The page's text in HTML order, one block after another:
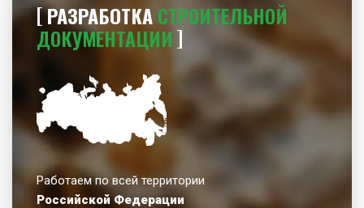
РАЗРАБОТКАСТРОИТЕЛЬНОЙ
ДОКУМЕНТАЦИИ
Работаем по всей территории
Российской Федерации